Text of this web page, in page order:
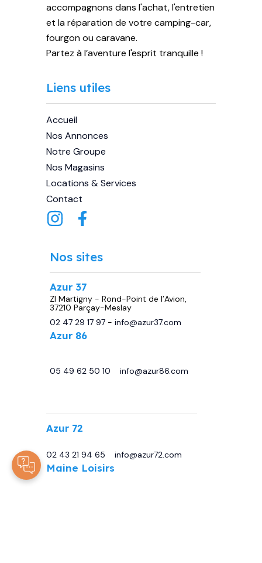
accompagnons dans l'achat, l'entretien
et la réparation de votre camping-car,
fourgon ou caravane.
Partez à l’aventure l'esprit tranquille !
Liens utiles
Accueil
Nos Annonces
Notre Groupe
Nos Magasins
Locations & Services
Contact
Nos sites
Azur 37
ZI Martigny - Rond-Point de l’Avion,
37210 Parçay-Meslay
02 47 29 17 97- info@azur37.com
Azur 86
05 49 62 50 10
info@azur86.com
Azur 72
02 43 21 94 65
info@azur72.com
Maine Loisirs